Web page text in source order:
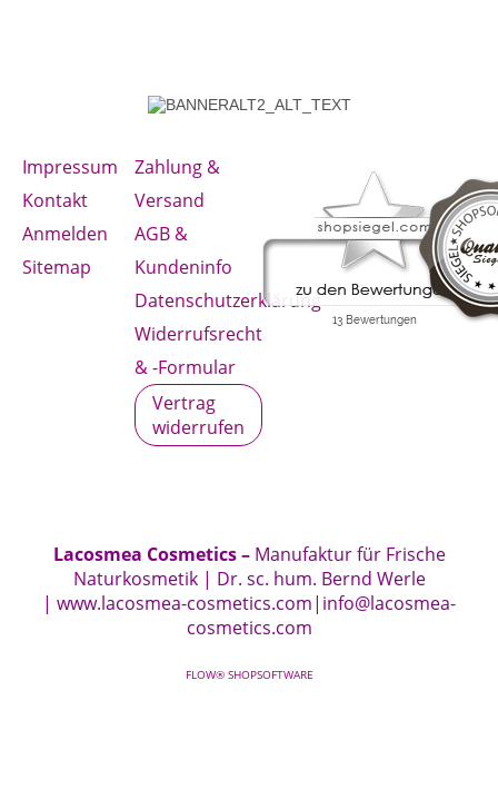
Impressum
Kontakt
Anmelden
Sitemap
Zahlung &
Versand
AGB &
Kundeninfo
Datenschutzerklärung
Widerrufsrecht
& -Formular
Vertrag
widerrufen
Lacosmea Cosmetics – Manufaktur für Frische
Naturkosmetik | Dr. sc. hum. Bernd Werle
| www.lacosmea-cosmetics.com| info@lacosmea-
cosmetics.com
FLOW® SHOPSOFTWARE